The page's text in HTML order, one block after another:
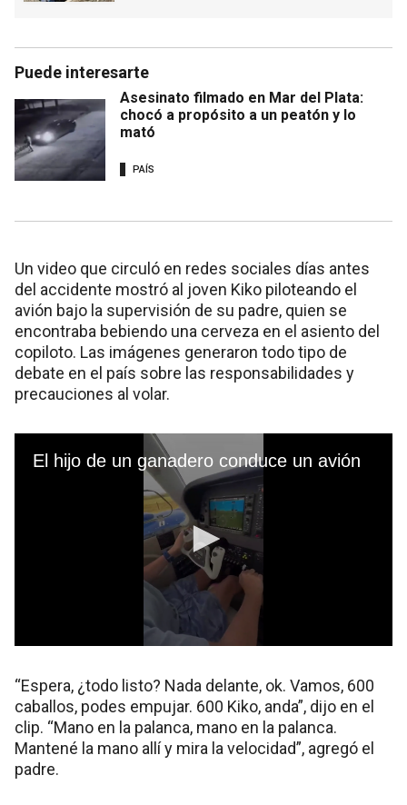
Puede interesarte
Asesinato filmado en Mar del Plata:
chocó a propósito a un peatón y lo
mató
PAÍS
Un video que circuló en redes sociales días antes
del accidente mostró al joven Kiko piloteando el
avión bajo la supervisión de su padre, quien se
encontraba bebiendo una cerveza en el asiento del
copiloto. Las imágenes generaron todo tipo de
debate en el país sobre las responsabilidades y
precauciones al volar.
“Espera, ¿todo listo? Nada delante, ok. Vamos, 600
caballos, podes empujar. 600 Kiko, anda”, dijo en el
clip. “Mano en la palanca, mano en la palanca.
Mantené la mano allí y mira la velocidad”, agregó el
padre.